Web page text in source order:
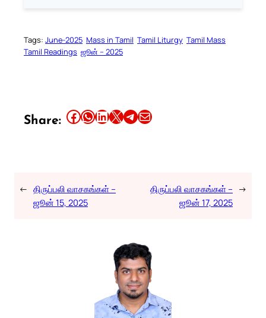
Tags: June-2025 Mass in Tamil Tamil Liturgy Tamil Mass
Tamil Readings ஜூன் – 2025
Share: Share this article on Facebook Share this article on WhatsApp Share this article on LinkedIn Share this article on X Share this article on TelegramEmail this Article
← திருப்பலி வாசகங்கள் –
ஜூன் 15, 2025
திருப்பலி வாசகங்கள் –
ஜூன் 17, 2025
→